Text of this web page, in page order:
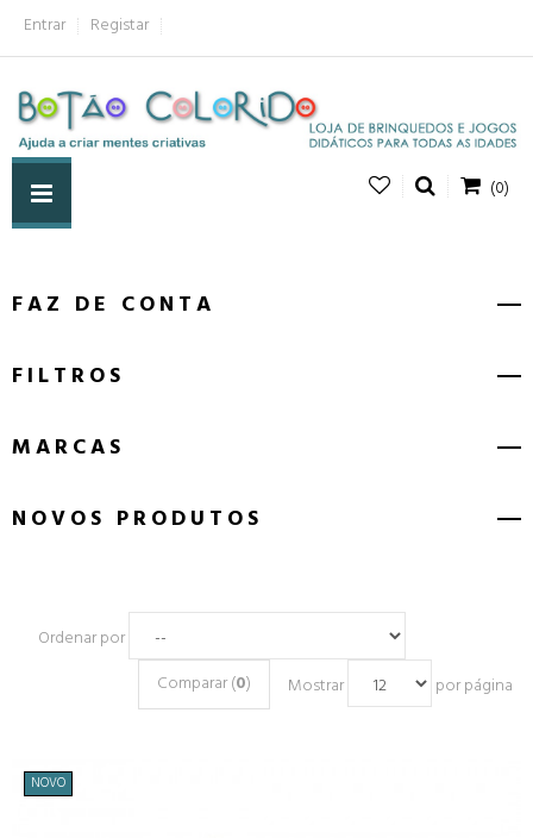
Entrar Registar
(0)
FAZ DE CONTA
FILTROS
MARCAS
NOVOS PRODUTOS
Ordenar por
Mostrar
por página
Comparar (0)
NOVO